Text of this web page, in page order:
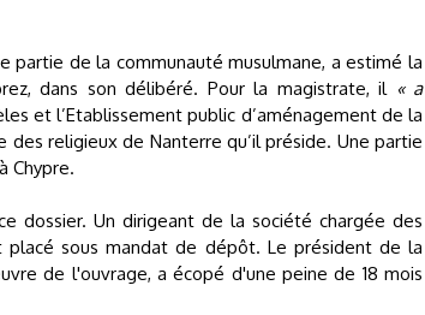
partie de la communauté musulmane, a estimé la
dans son délibéré. Pour la magistrate, il « a
et l’Etablissement public d’aménagement de la
des religieux de Nanterre qu’il préside. Une partie
Chypre.
dossier. Un dirigeant de la société chargée des
sous mandat de dépôt. Le président de la
de l'ouvrage, a écopé d'une peine de 18 mois